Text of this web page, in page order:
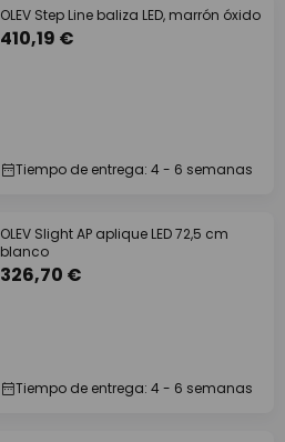
OLEV Step Line baliza LED, marrón óxido
410,19 €
Tiempo de entrega: 4 - 6 semanas
OLEV Slight AP aplique LED 72,5 cm
blanco
326,70 €
Tiempo de entrega: 4 - 6 semanas